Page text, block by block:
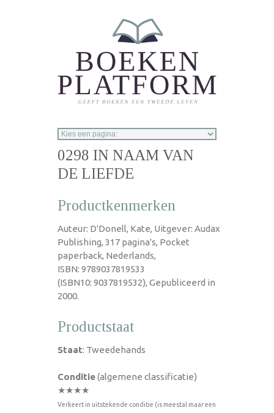
0298 IN NAAM VAN
DE LIEFDE
Productkenmerken
Auteur: D'Donell, Kate, Uitgever: Audax
Publishing, 317 pagina's, Pocket
paperback, Nederlands,
ISBN: 9789037819533
(ISBN10: 9037819532), Gepubliceerd in
2000.
Productstaat
Staat: Tweedehands
Conditie(algemene classificatie)
★★★★
Verkeert in uitstekende conditie (is meestal maar een